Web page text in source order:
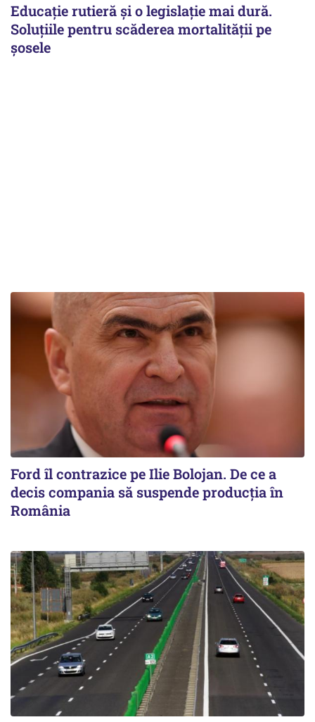
Educație rutieră și o legislație mai dură.
Soluțiile pentru scăderea mortalității pe
şosele
Ford îl contrazice pe Ilie Bolojan. De ce a
decis compania să suspende producția în
România